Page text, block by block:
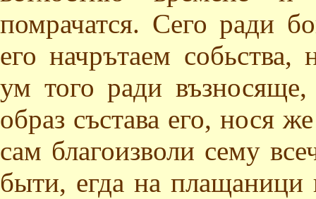
помрачатся. Сего ради
его начрътаем собьства,
ум того ради
образ състава его, нося
сам благоизволи сему
быти, егда на плащаници